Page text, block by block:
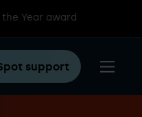
award
support